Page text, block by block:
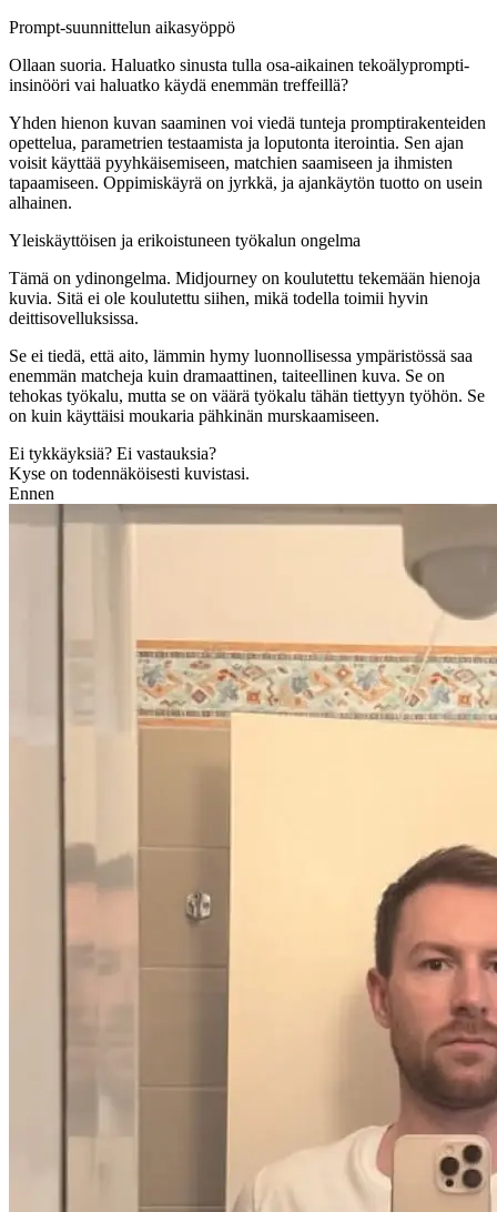
Prompt-suunnittelun aikasyöppö
Ollaan suoria. Haluatko sinusta tulla osa-aikainen tekoälyprompti-
insinööri vai haluatko käydä enemmän treffeillä?
Yhden hienon kuvan saaminen voi viedä tunteja promptirakenteiden
opettelua, parametrien testaamista ja loputonta iterointia. Sen ajan
voisit käyttää pyyhkäisemiseen, matchien saamiseen ja ihmisten
tapaamiseen. Oppimiskäyrä on jyrkkä, ja ajankäytön tuotto on usein
alhainen.
Yleiskäyttöisen ja erikoistuneen työkalun ongelma
Tämä on ydinongelma. Midjourney on koulutettu tekemään hienoja
kuvia. Sitä ei ole koulutettu siihen, mikä todella toimii hyvin
deittisovelluksissa.
Se ei tiedä, että aito, lämmin hymy luonnollisessa ympäristössä saa
enemmän matcheja kuin dramaattinen, taiteellinen kuva. Se on
tehokas työkalu, mutta se on väärä työkalu tähän tiettyyn työhön. Se
on kuin käyttäisi moukaria pähkinän murskaamiseen.
Ei tykkäyksiä? Ei vastauksia?
Kyse on todennäköisesti kuvistasi.
Ennen